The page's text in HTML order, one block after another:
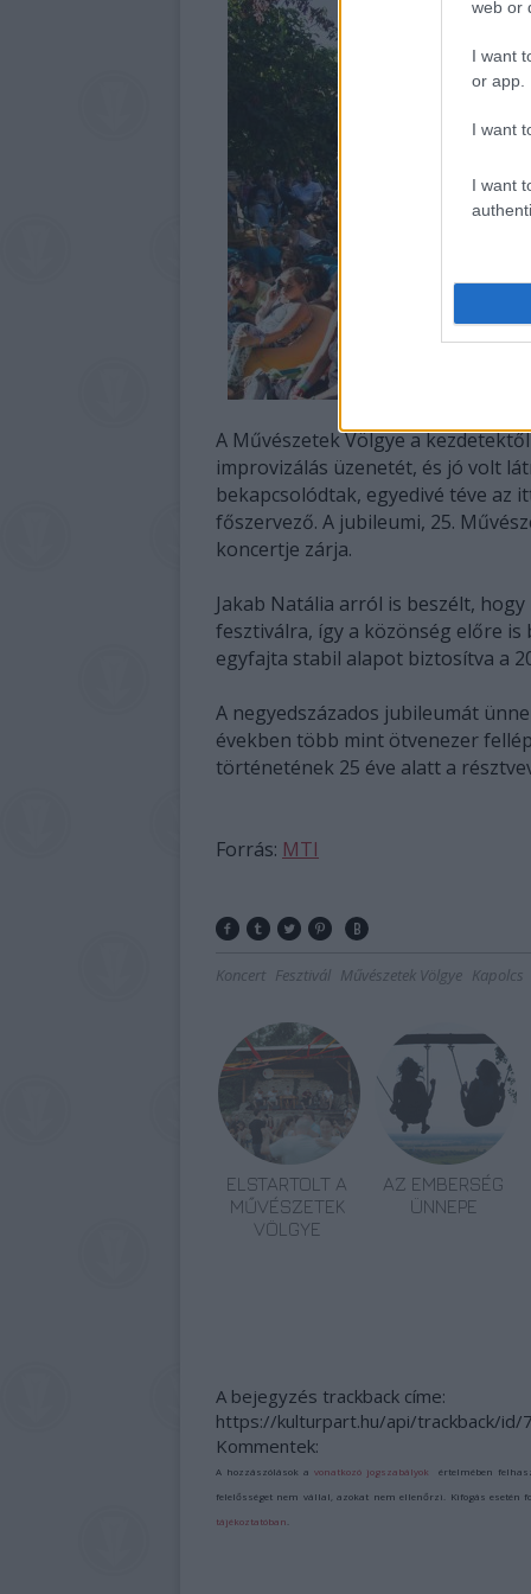
web or
I want
or app.
I want
I want
A Művészetek Völgye a
improvizálás üzenetét, és jó volt
bekapcsolódtak, egyedivé téve az
főszervező. A jubileumi, 25.
koncertje zárja.
Jakab Natália arról is beszélt,
fesztiválra, így a közönség előre is
egyfajta stabil alapot biztosítva a
A negyedszázados jubileumát
években több mint ötvenezer
történetének 25 éve alatt a
Forrás: MTI
Koncert Fesztivál Művészetek Völgye Kapolcs
ELSTARTOLT A
MŰVÉSZETEK
VÖLGYE
AZ EMBERSÉG
ÜNNEPE
A bejegyzés trackback címe:
https://kulturpart.hu/api/trackback/id/
Kommentek:
A hozzászólások avonatkozó jogszabályok értelmében
felelősséget nem vállal, azokat nem ellenőrzi. Kifogás esetén
tájékoztatóban